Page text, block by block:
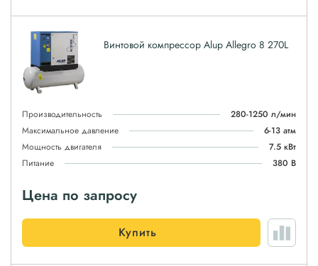
Винтовой компрессор Alup Allegro 8 270L
Производительность
280-1250 л/мин
Максимальное давление
6-13 атм
Мощность двигателя
7.5 кВт
Питание
380 В
Цена по запросу
Купить